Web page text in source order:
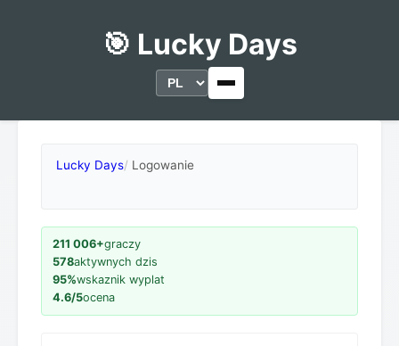
🎯 Lucky Days
Lucky Days Logowanie
211 006+graczy
578aktywnych dzis
95%wskaznik wyplat
4.6/5ocena